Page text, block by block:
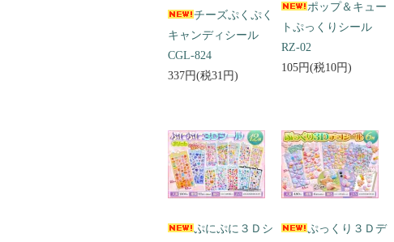
チーズぷくぷく
キャンディシール
CGL-824
337円(税31円)
ポップ＆キュー
トぷっくりシール
RZ-02
105円(税10円)
ぷにぷに３Ｄシ
ぷっくり３Ｄデ